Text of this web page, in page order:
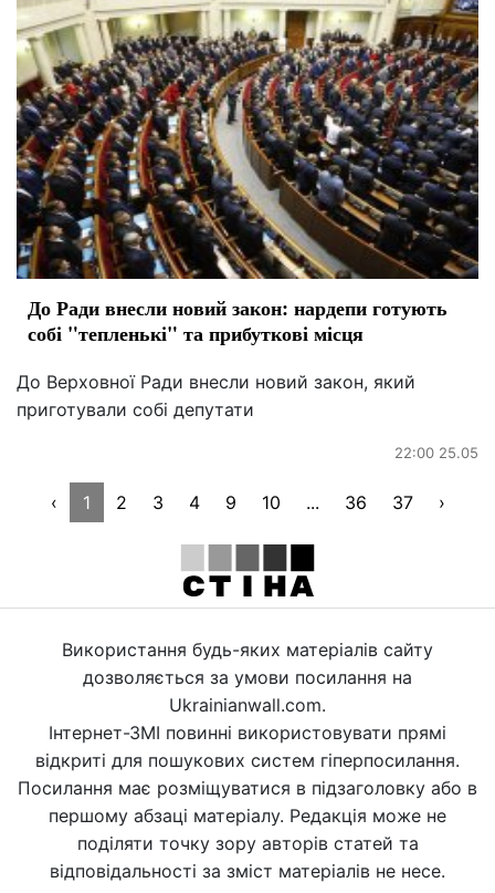
До Ради внесли новий закон: нардепи готують
собі "тепленькі" та прибуткові місця
До Верховної Ради внесли новий закон, який
приготували собі депутати
22:00 25.05
‹ 1 2 3 4 9 10 ... 36 37 ›
Використання будь-яких матеріалів сайту
дозволяється за умови посилання на
Ukrainianwall.com.
Інтернет-ЗМІ повинні використовувати прямі
відкриті для пошукових систем гіперпосилання.
Посилання має розміщуватися в підзаголовку або в
першому абзаці матеріалу. Редакція може не
поділяти точку зору авторів статей та
відповідальності за зміст матеріалів не несе.